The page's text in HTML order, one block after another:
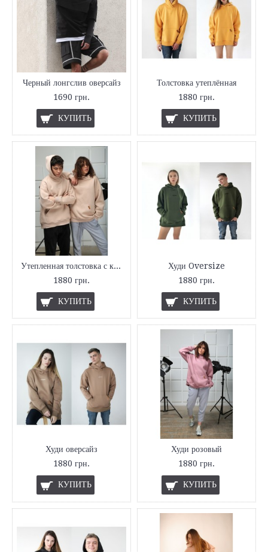
Черный лонгслив оверсайз
1690 грн.
КУПИТЬ
Толстовка утеплённая
1880 грн.
КУПИТЬ
Утепленная толстовка с капюшоном
1880 грн.
КУПИТЬ
Худи Oversize
1880 грн.
КУПИТЬ
Худи оверсайз
1880 грн.
КУПИТЬ
Худи розовый
1880 грн.
КУПИТЬ